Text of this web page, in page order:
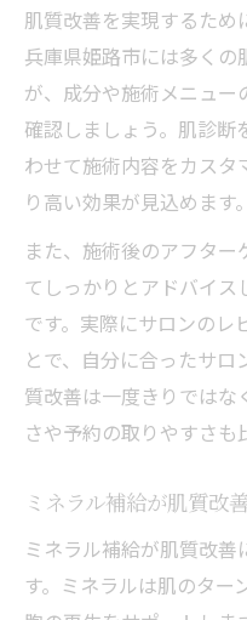
肌質改善で目
ミネラル成分
肌質改善サロ
自宅でできる
姫路で人気の
肌質改善の基
肌質改善サロ
姫路で受けら
ミネラル不足
肌質改善のた
肌質改善を実現するため
兵庫県姫路市には多く
が、成分や施術メニュー
確認しましょう。肌診断
わせて施術内容をカスタ
り高い効果が見込めます。
また、施術後のアフタ
てしっかりとアドバイス
です。実際にサロンのレ
とで、自分に合ったサ
質改善は一度きりでは
さや予約の取りやすさも
ミネラル補給が肌質改
ミネラル補給が肌質改
す。ミネラルは肌のター